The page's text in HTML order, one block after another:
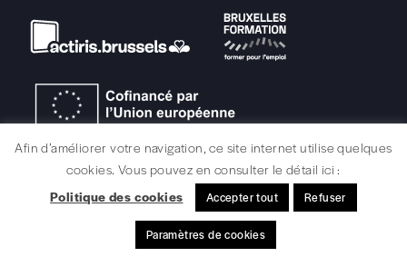
MENTIONS LÉGALES / CRÉDITS
Afin d’améliorer votre navigation, ce site internet utilise quelques
cookies. Vous pouvez en consulter le détail ici :
Politique des cookies
Accepter tout Refuser
Paramètres de cookies